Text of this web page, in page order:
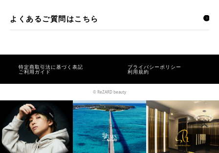
よくあるご質問はこちら
特定商取引法に基づく表記 プライバシーポリシー
ご利用ガイド 利用規約
© ReZARD beauty